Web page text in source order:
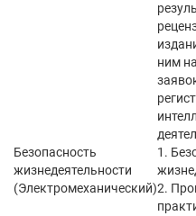
ним
Безопасность
жизнедеятельности
(Электромеханический)
1.
2.